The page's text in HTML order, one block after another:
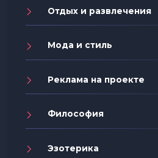
Отдых и развлечения
Мода и стиль
Реклама на проекте
Философия
Эзотерика